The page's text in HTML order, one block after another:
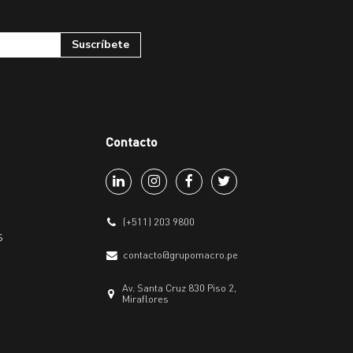
Contacto
(+511) 203 9800
contacto@grupomacro.pe
Av. Santa Cruz 830 Piso 2,
Miraflores